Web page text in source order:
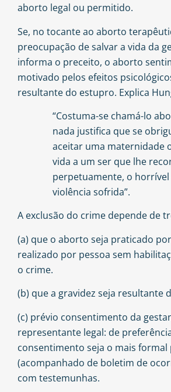
aborto legal ou permitido.
Se, no tocante ao aborto
preocupação de salvar a vida da
informa o preceito, o aborto
motivado pelos efeitos
resultante do estupro. Explica
“Costuma-se chamá-lo
nada justifica que se
aceitar uma maternidade
vida a um ser que lhe
perpetuamente, o
violência sofrida”.
A exclusão do crime depende de
(a) que o aborto seja praticado
realizado por pessoa sem
o crime.
(b) que a gravidez seja resultante
(c) prévio consentimento da
representante legal: de
consentimento seja o mais formal
(acompanhado de boletim de
com testemunhas.